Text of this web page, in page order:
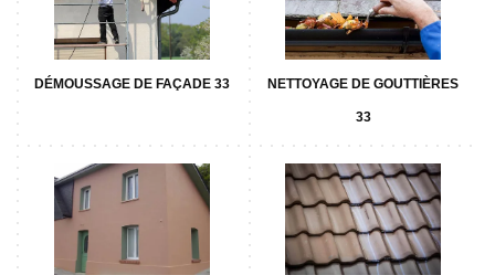
DÉMOUSSAGE DE FAÇADE 33 NETTOYAGE DE GOUTTIÈRES
33